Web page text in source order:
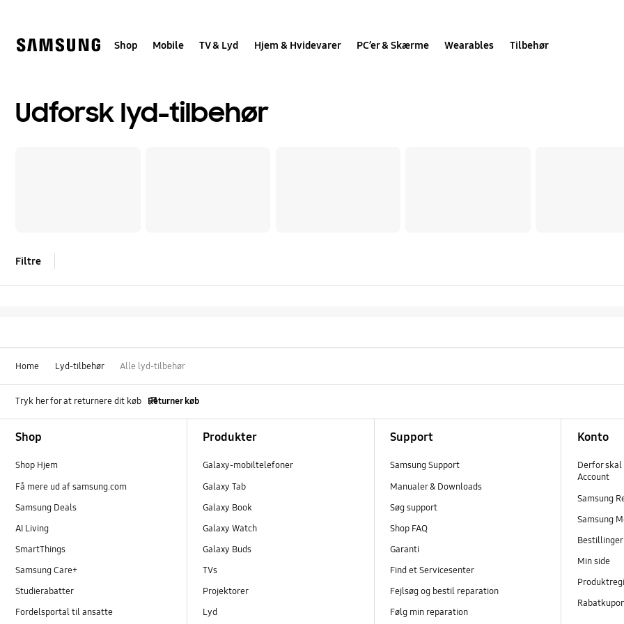
Shop Mobile TV & Lyd Hjem & Hvidevarer PC’er & Skærme Wearables Tilbehør
Udforsk lyd-tilbehør
Filtre
Home Lyd-tilbehør Alle lyd-tilbehør
Tryk her for at returnere dit køb Returner køb
Shop
Shop Hjem
Få mere ud af samsung.com
Samsung Deals
AI Living
SmartThings
Samsung Care+
Studierabatter
Fordelsportal til ansatte
Produkter
Galaxy-mobiltelefoner
Galaxy Tab
Galaxy Book
Galaxy Watch
Galaxy Buds
TVs
Projektorer
Lyd
Support
Samsung Support
Manualer & Downloads
Søg support
Shop FAQ
Garanti
Find et Servicesenter
Fejlsøg og bestil reparation
Følg min reparation
Konto
Derfor skal
Account
Samsung
Samsung
Bestillinger
Min side